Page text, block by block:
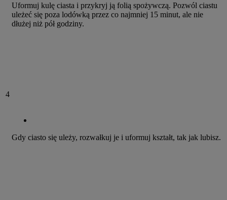
Uformuj kulę ciasta i przykryj ją folią spożywczą. Pozwól ciastu
uleżeć się poza lodówką przez co najmniej 15 minut, ale nie
dłużej niż pół godziny.
4
Gdy ciasto się uleży, rozwałkuj je i uformuj kształt, tak jak lubisz.